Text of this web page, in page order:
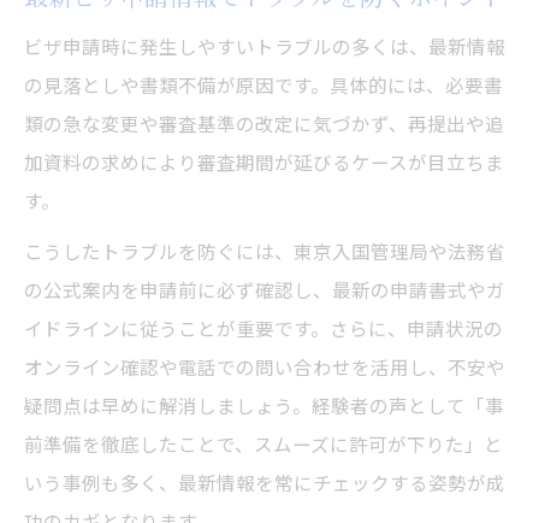
ビザ申請時に発生しやすいトラブルの多くは、最新情報
の見落としや書類不備が原因です。具体的には、必要書
類の急な変更や審査基準の改定に気づかず、再提出や追
加資料の求めにより審査期間が延びるケースが目立ちま
す。
こうしたトラブルを防ぐには、東京入国管理局や法務省
の公式案内を申請前に必ず確認し、最新の申請書式やガ
イドラインに従うことが重要です。さらに、申請状況の
オンライン確認や電話での問い合わせを活用し、不安や
疑問点は早めに解消しましょう。経験者の声として「事
前準備を徹底したことで、スムーズに許可が下りた」と
いう事例も多く、最新情報を常にチェックする姿勢が成